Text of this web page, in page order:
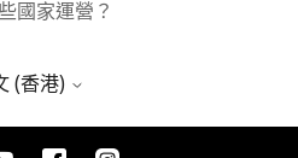
國家運營？
(香港)